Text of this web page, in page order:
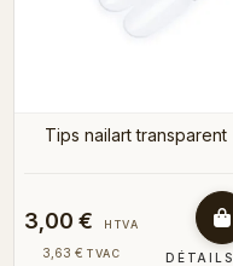
Tips nailart transparent
3,00 € HTVA
3,63 € TVAC DÉTAILS